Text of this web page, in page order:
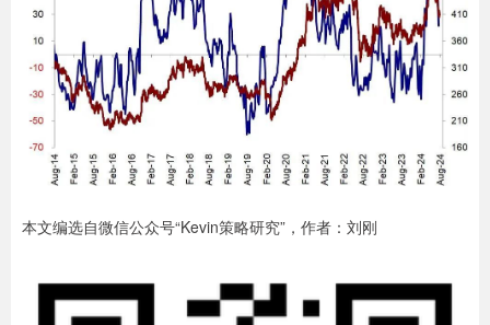
本文编选自微信公众号“Kevin策略研究”，作者：刘刚